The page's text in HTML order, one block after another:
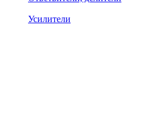
Усилители